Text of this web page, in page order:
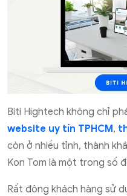
Biti Hightech không chỉ
website uy tín TPHCM,
còn ở nhiều tỉnh, thành
Kon Tom là một trong số
Rất đông khách hàng sử